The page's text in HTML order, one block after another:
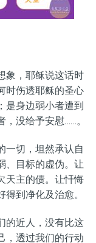
象，耶稣说这话时
时伤透耶稣的圣心
是身边弱小者遭到
没给予安慰……。
一切，坦然承认自
、目标的虚伪。让
天主的债。让忏悔
到净化及治愈。
的近人，没有比这
，透过我们的行动